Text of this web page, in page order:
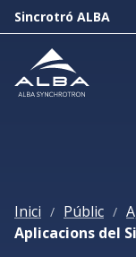
Sincrotró ALBA
Inici / Públic /